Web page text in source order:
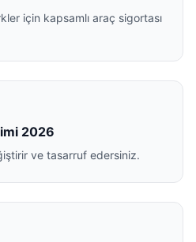
için kapsamlı araç sigortası
2026
ve tasarruf edersiniz.